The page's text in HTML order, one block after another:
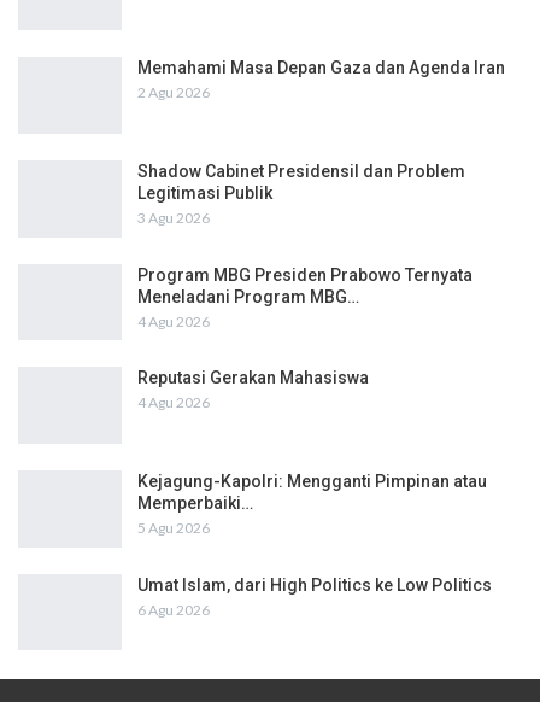
Memahami Masa Depan Gaza dan Agenda Iran
2 Agu 2026
Shadow Cabinet Presidensil dan Problem
Legitimasi Publik
3 Agu 2026
Program MBG Presiden Prabowo Ternyata
Meneladani Program MBG…
4 Agu 2026
Reputasi Gerakan Mahasiswa
4 Agu 2026
Kejagung-Kapolri: Mengganti Pimpinan atau
Memperbaiki…
5 Agu 2026
Umat Islam, dari High Politics ke Low Politics
6 Agu 2026